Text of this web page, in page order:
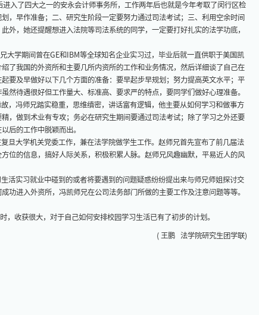
入了四大之一的安永会计师事务所，工作两年后也就是今年考取了闵行区检
，早作准备；二、研究生阶段一定要努力通过司法考试；三、利用空余时间
外，她还提醒想进入法院等司法系统的同学，一定要打好扎实的法学功底，
学期间曾在GE和IBM等全球知名企业实习过，毕业后就一直供职于美国凯
了我国的外资所和主要几所内资所的工作和业务情况，然后详细谈了自己在
要及早做好以下几个方面的准备：要早起步早规划；努力提高英文水平；平
然待遇很好但工作量大、标准高、要求严的特点，要同学们做好心理准备。
冯师兄踏实稳重，思维缜密，讲话富有逻辑，他主要从如何学习和做事方
，做到术业有专攻；务必在研究生期间要通过司法考试；除了学习之外还要
后的工作中脱颖而出。
大学机关党委工作，兼在法学院做学生工作。赵师兄首先宣布了前几届法
位的信息，搞好人际关系，积极积累人脉。赵师兄风趣幽默，平易近人的风
实习就业中碰到的或者将要遇到的问题疑惑纷纷提出来与师兄师姐探讨交
功进入外资所，冯凯师兄在公司法务部门所做的主要工作及注意问题等等。
收获很大，对于自己如何安排校园学习生活已有了初步的计划。
( 王鹏 法学院研究生团学联)